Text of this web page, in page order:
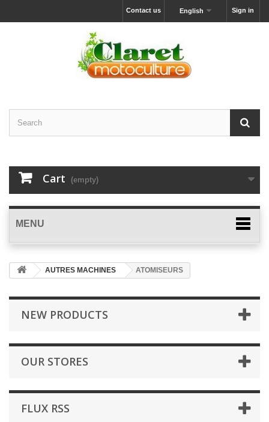
Sign in
English
Contact us
Cart (empty)
MENU
AUTRES MACHINES ATOMISEURS
NEW PRODUCTS
OUR STORES
FLUX RSS